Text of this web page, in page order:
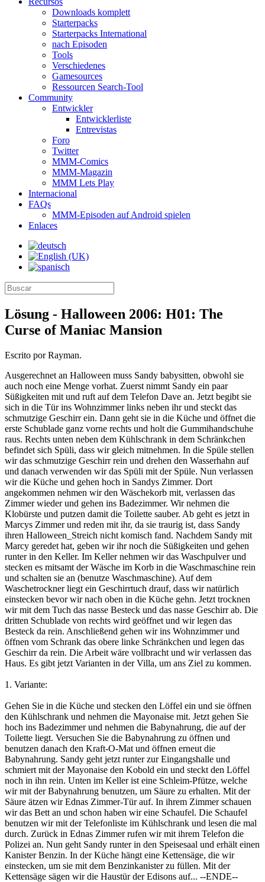
Downloads komplett
Starterpacks
Starterpacks International
nach Episoden
Tools
Verschiedenes
Gamesources
Ressourcen Search-Tool
Community
Entwickler
Entwicklerliste
Entrevistas
Foro
Twitter
MMM-Comics
MMM-Magazin
MMM Lets Play
Internacional
FAQs
MMM-Episoden auf Android spielen
Enlaces
Lösung - Halloween 2006: H01: The
Curse of Maniac Mansion
Escrito por Rayman.
Ausgerechnet an Halloween muss Sandy babysitten, obwohl sie
auch noch eine Menge vorhat. Zuerst nimmt Sandy ein paar
Süßigkeiten mit und ruft auf dem Telefon Dave an. Jetzt begibt sie
sich in die Tür ins Wohnzimmer links neben ihr und steckt das
schmutzige Geschirr ein. Dann geht sie in die Küche und öffnet die
erste Schublade ganz vorne rechts und holt die Gummihandschuhe
raus. Rechts unten neben dem Kühlschrank in dem Schränkchen
befindet sich Spüli, dass wir gleich mitnehmen. In die Spüle stellen
wir das schmutzige Geschirr rein und drehen den Wasserhahn auf
und danach verwenden wir das Spüli mit der Spüle. Nun verlassen
wir die Küche und gehen hoch in Sandys Zimmer. Dort
angekommen nehmen wir den Wäschekorb mit, verlassen das
Zimmer wieder und gehen ins Badezimmer. Wir nehmen die
Klobürste und putzen damit die Toilette sauber. Ab geht es jetzt in
Marcys Zimmer und reden mit ihr, da sie traurig ist, dass Sandy
ihren Halloween_Streich nicht komisch fand. Nachdem Sandy mit
Marcy geredet hat, geben wir ihr noch die Süßigkeiten und gehen
runter in den Keller. Im Keller nehmen wir das Waschpulver und
stecken es mitsamt der Wäsche im Korb in die Waschmaschine rein
und schalten sie an (benutze Waschmaschine). Auf dem
Waschetrockner liegt ein Geschirrtuch drauf, dass wir natürlich
einstecken bevor wir nach oben in die Küche gehn. Jetzt trocknen
wir mit dem Tuch das nasse Besteck und das nasse Geschirr ab. Die
dritten Schublade von rechts wird geöffnet und wir legen das
Besteck da rein. Anschließend gehen wir ins Wohnzimmer und
öffnen vom Schrank das obere linke Schränkchen und legen das
Geschirr da rein. Die Arbeit wäre vollbracht und wir verlassen das
Haus. Es gibt jetzt Varianten in der Villa, um ans Ziel zu kommen.
1. Variante:
Gehen Sie in die Küche und stecken den Löffel ein und sie öffnen
den Kühlschrank und nehmen die Mayonaise mit. Jetzt gehen Sie
hoch ins Badezimmer und nehmen die Babynahrung, die auf der
Toilette liegt. Versuchen Sie die Babynahrung zu öffnen und
benutzen danach den Kraft-O-Mat und öffnen erneut die
Babynahrung. Sandy geht jetzt runter zur Eingangshalle und
schmiert mit der Mayonaise den Kobold ein und steckt den Löffel
noch in ihn rein. Unten im Keller ist eine Schleim-Pfütze, welche
wir mit der Babynahrung benutzen, um Säure zu erhalten. Mit der
Säure ätzen wir Ednas Zimmer-Tür auf. In ihrem Zimmer schauen
wir das Bett an und schon haben wir eine Schaufel. Die Schaufel
benutzen wir mit der Telefonliste im Kühlschrank und lesen die mal
durch. Zurück in Ednas Zimmer rufen wir mit ihrem Telefon die
Polizei an. Nun geht Sandy runter in den Speisesaal und erhält einen
Kanister Benzin. In der Küche hängt eine Kettensäge, die wir
einstecken, um sie mit dem Benzinkanister zu füllen. Mit der
Kettensäge sägen wir die Haustür der Edisons auf... --ENDE--